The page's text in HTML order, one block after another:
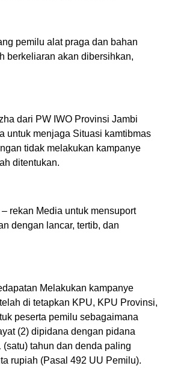
pemilu alat praga dan bahan
berkeliaran akan dibersihkan,
dari PW IWO Provinsi Jambi
untuk menjaga Situasi kamtibmas
tidak melakukan kampanye
ditentukan.
rekan Media untuk mensuport
dengan lancar, tertib, dan
Melakukan kampanye
di tetapkan KPU, KPU Provinsi,
peserta pemilu sebagaimana
(2) dipidana dengan pidana
tahun dan denda paling
rupiah (Pasal 492 UU Pemilu).